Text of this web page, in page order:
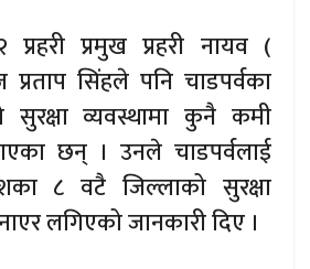
प्रमुख प्रहरी नायव (
सिंहले पनि चाडपर्वका
सुरक्षा व्यवस्थामा कुनै कमी
छन् । उनले चाडपर्वलाई
८ वटै जिल्लाको सुरक्षा
लगिएको जानकारी दिए ।